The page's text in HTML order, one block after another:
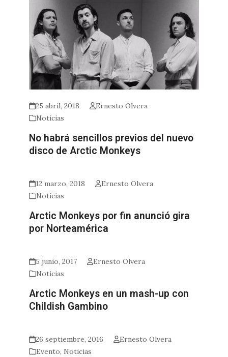
25 abril, 2018
Ernesto Olvera
Noticias
No habrá sencillos previos del nuevo
disco de Arctic Monkeys
12 marzo, 2018
Ernesto Olvera
Noticias
Arctic Monkeys por fin anunció gira
por Norteamérica
5 junio, 2017
Ernesto Olvera
Noticias
Arctic Monkeys en un mash-up con
Childish Gambino
26 septiembre, 2016
Ernesto Olvera
Evento, Noticias